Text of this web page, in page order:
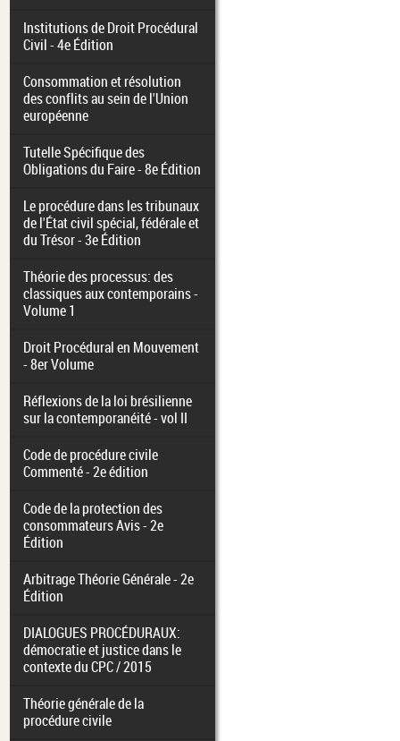
Institutions de Droit Procédural
Civil - 4e Édition
Consommation et résolution
des conflits au sein de l'Union
européenne
Tutelle Spécifique des
Obligations du Faire - 8e Édition
Le procédure dans les tribunaux
de l'État civil spécial, fédérale et
du Trésor - 3e Édition
Théorie des processus: des
classiques aux contemporains -
Volume 1
Droit Procédural en Mouvement
- 8er Volume
Réflexions de la loi brésilienne
sur la contemporanéité - vol II
Code de procédure civile
Commenté - 2e édition
Code de la protection des
consommateurs Avis - 2e
Édition
Arbitrage Théorie Générale - 2e
Édition
DIALOGUES PROCÉDURAUX:
démocratie et justice dans le
contexte du CPC / 2015
Théorie générale de la
procédure civile